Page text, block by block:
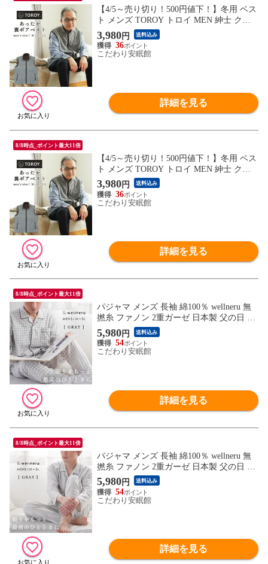
【4/5～売り切り！500円値下！】冬用 ベス
ト メンズ TOROY トロイ MEN 紳士 クリ
スマス あったか 裏ボア フリース コーデュ
ロイ調 起毛 秋 冬 部屋着 ルームウェア 上
着 アウター 袖なし 襟付き 前開きファスナ
3,980円 送料込み
36
こだわり安眠館
詳細を見る
8/8時点_ポイント最大11倍
【4/5～売り切り！500円値下！】冬用 ベス
ト メンズ TOROY トロイ MEN 紳士 クリ
スマス あったか 裏ボア フリース コーデュ
ロイ調 起毛 秋 冬 部屋着 ルームウェア 上
着 アウター 袖なし 襟付き 前開きファスナ
3,980円 送料込み
36
こだわり安眠館
詳細を見る
8/8時点_ポイント最大11倍
パジャマ メンズ 長袖 綿100％ wellneru 無
撚糸 ファノン 2重ガーゼ 日本製 父の日 敬
老の日 ギフト （チェック / グレー LLサイ
ズ）【A-304071VGY-LL】
5,980円 送料込み
54
こだわり安眠館
詳細を見る
8/8時点_ポイント最大11倍
パジャマ メンズ 長袖 綿100％ wellneru 無
撚糸 ファノン 2重ガーゼ 日本製 父の日 敬
老の日 ギフト （無地 / グレー LLサイズ）
【A-304061VGY-LL】
5,980円 送料込み
54
こだわり安眠館
詳細を見る